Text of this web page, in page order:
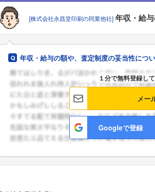
[株式会社永昌堂印刷の同業他社] 年収・給与
年収・給与の額や、査定制度の妥当性につ
１分で無料登録し
メー
Googleで登録